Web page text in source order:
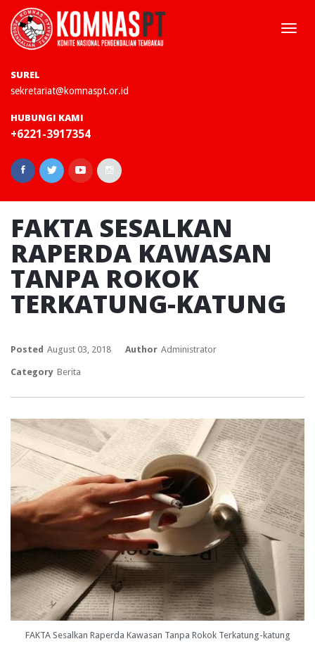
SUREL
sekretariat@komnaspt.or.id
HUBUNGI KAMI
+6221-3917354
FAKTA SESALKAN
RAPERDA KAWASAN
TANPA ROKOK
TERKATUNG-KATUNG
Posted August 03, 2018 Author Administrator
Category Berita
FAKTA Sesalkan Raperda Kawasan Tanpa Rokok Terkatung-katung